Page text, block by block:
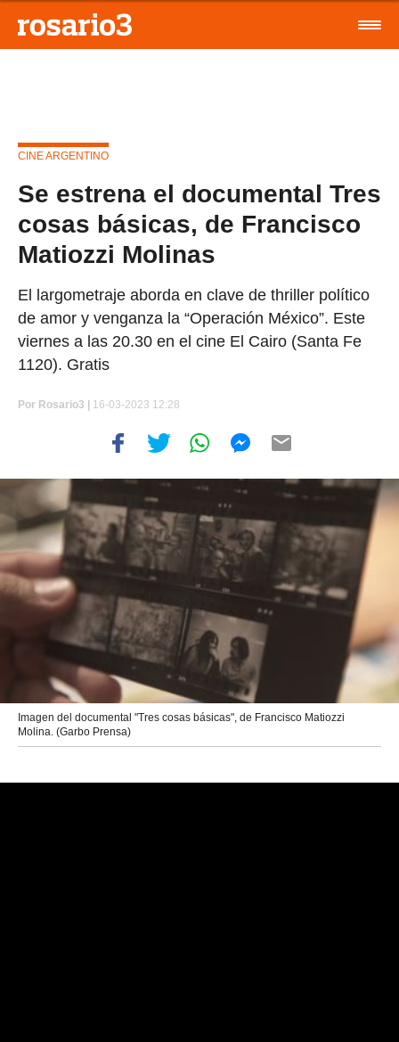
CINE ARGENTINO
Se estrena el documental Tres
cosas básicas, de Francisco
Matiozzi Molinas
El largometraje aborda en clave de thriller político
de amor y venganza la “Operación México”. Este
viernes a las 20.30 en el cine El Cairo (Santa Fe
1120). Gratis
Por Rosario3 | 16-03-2023 12:28
Imagen del documental "Tres cosas básicas", de Francisco Matiozzi
Molina. (Garbo Prensa)